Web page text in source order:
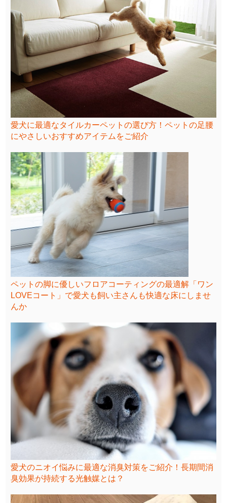
愛犬に最適なタイルカーペットの選び方！ペットの足腰
にやさしいおすすめアイテムをご紹介
ペットの脚に優しいフロアコーティングの最適解「ワン
LOVEコート」で愛犬も飼い主さんも快適な床にしませ
んか
愛犬のニオイ悩みに最適な消臭対策をご紹介！長期間消
臭効果が持続する光触媒とは？